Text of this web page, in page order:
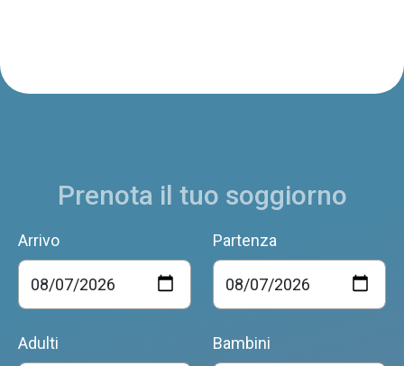
Prenota il tuo soggiorno
Arrivo Partenza
Adulti Bambini